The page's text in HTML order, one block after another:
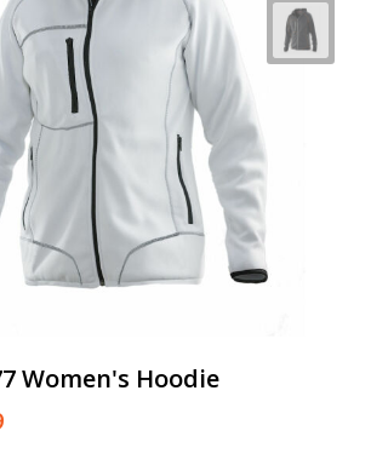
Women's Hoodie